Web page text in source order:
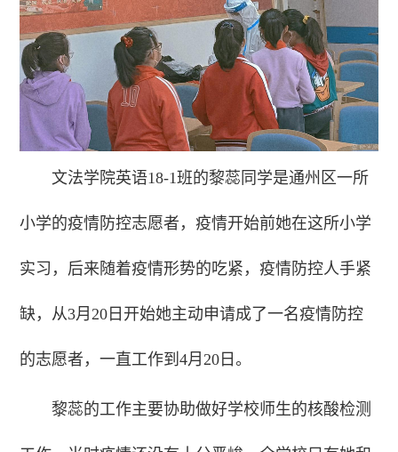
文法学院英语18-1班的黎蕊同学是通州区一所
小学的疫情防控志愿者，疫情开始前她在这所小学
实习，后来随着疫情形势的吃紧，疫情防控人手紧
缺，从3月20日开始她主动申请成了一名疫情防控
的志愿者，一直工作到4月20日。
黎蕊的工作主要协助做好学校师生的核酸检测